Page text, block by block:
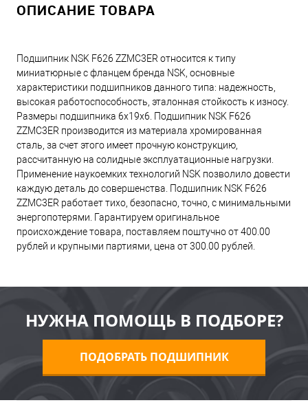
ОПИСАНИЕ ТОВАРА
Подшипник NSK F626 ZZMC3ER относится к типу
миниатюрные с фланцем бренда NSK, основные
характеристики подшипников данного типа: надежность,
высокая работоспособность, эталонная стойкость к износу.
Размеры подшипника 6x19x6. Подшипник NSK F626
ZZMC3ER производится из материала хромированная
сталь, за счет этого имеет прочную конструкцию,
рассчитанную на солидные эксплуатационные нагрузки.
Применение наукоемких технологий NSK позволило довести
каждую деталь до совершенства. Подшипник NSK F626
ZZMC3ER работает тихо, безопасно, точно, с минимальными
энергопотерями. Гарантируем оригинальное
происхождение товара, поставляем поштучно от 400.00
рублей и крупными партиями, цена от 300.00 рублей.
НУЖНА ПОМОЩЬ В ПОДБОРЕ?
ПОДОБРАТЬ ПОДШИПНИК